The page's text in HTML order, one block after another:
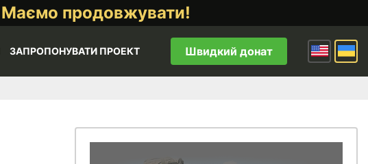
Маємо продовжувати!
ЗАПРОПОНУВАТИ ПРОЕКТ Швидкий донат